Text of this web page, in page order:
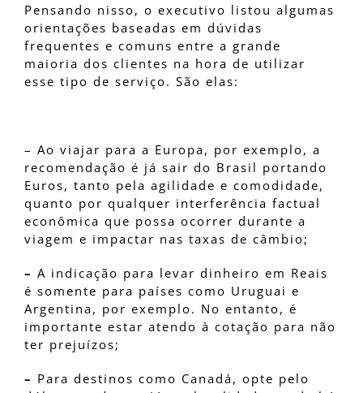
Pensando nisso, o executivo listou algumas
orientações baseadas em dúvidas
frequentes e comuns entre a grande
maioria dos clientes na hora de utilizar
esse tipo de serviço. São elas:
– Ao viajar para a Europa, por exemplo, a
recomendação é já sair do Brasil portando
Euros, tanto pela agilidade e comodidade,
quanto por qualquer interferência factual
econômica que possa ocorrer durante a
viagem e impactar nas taxas de câmbio;
– A indicação para levar dinheiro em Reais
é somente para países como Uruguai e
Argentina, por exemplo. No entanto, é
importante estar atendo à cotação para não
ter prejuízos;
– Para destinos como Canadá, opte pelo